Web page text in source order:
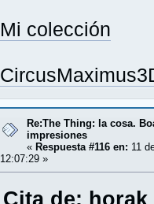
Mi colección
Re:The Thing: la cosa.
impresiones
« Respuesta #116 en: 11
12:07:29 »